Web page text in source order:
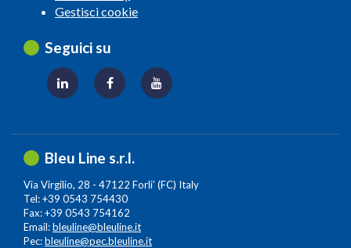
Gestisci cookie
Seguici su
Bleu Line s.r.l.
Via Virgilio, 28 - 47122 Forli’ (FC) Italy
Tel: +39 0543 754430
Fax: +39 0543 754162
Email:bleuline@bleuline.it
Pec:bleuline@pec.bleuline.it